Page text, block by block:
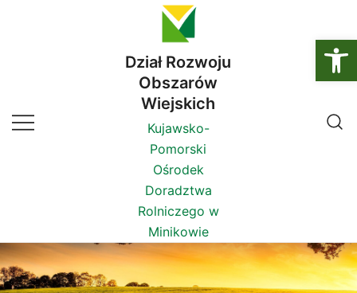
Dział Rozwoju
Obszarów
Wiejskich
Kujawsko-
Pomorski
Ośrodek
Doradztwa
Rolniczego w
Minikowie